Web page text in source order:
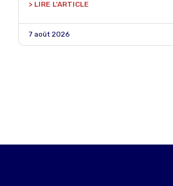
> LIRE L'ARTICLE
7 août 2026